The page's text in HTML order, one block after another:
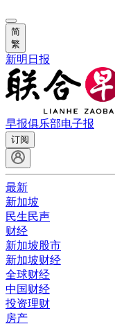
简
繁
新明日报
早报俱乐部电子报
订阅
最新
新加坡
民生民声
财经
新加坡股市
新加坡财经
全球财经
中国财经
投资理财
房产